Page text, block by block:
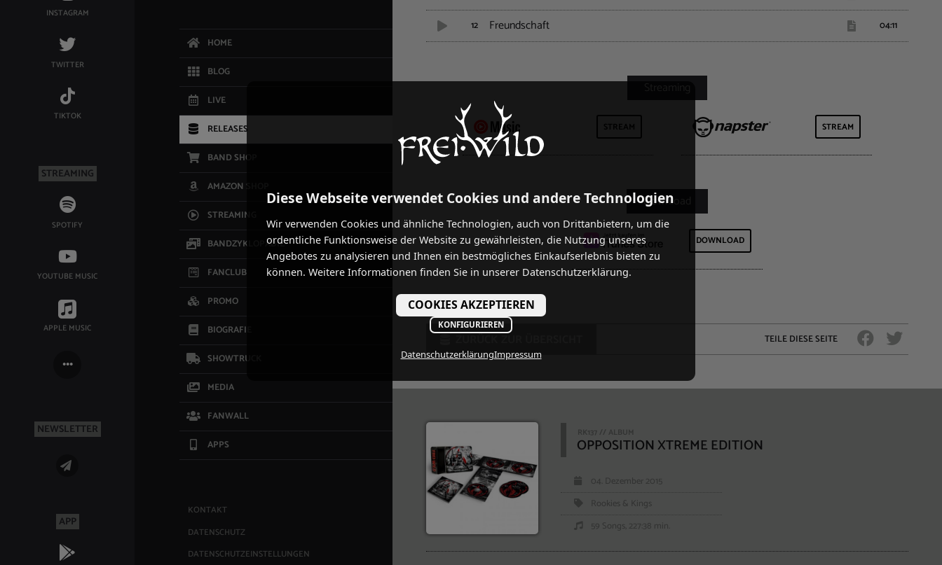
INSTAGRAM
TWITTER
TIKTOK
STREAMING
SPOTIFY
YOUTUBE MUSIC
APPLE MUSIC
NEWSLETTER
APP
HOME
BLOG
LIVE
RELEASES
BAND SHOP
AMAZON SHOP
STREAMING
BANDZYKLOPÄDIE
FANCLUB
PROMO
BIOGRAFIE
SHOWTRUCK
MEDIA
FANWALL
APPS
KONTAKT
DATENSCHUTZ
DATENSCHUTZEINSTELLUNGEN
12 Freundschaft 04:11
STREAM
DOWNLOAD
TEILE DIESE SEITE
RK137 // ALBUM
OPPOSITION XTREME EDITION
04. Dezember 2015
Rookies & Kings
59 Songs, 227:38 min.
Diese Webseite verwendet Cookies und andere Technologien
Wir verwenden Cookies und ähnliche Technologien, auch von Drittanbietern, um die
ordentliche Funktionsweise der Website zu gewährleisten, die Nutzung unseres
Angebotes zu analysieren und Ihnen ein bestmögliches Einkaufserlebnis bieten zu
können. Weitere Informationen finden Sie in unserer Datenschutzerklärung.
COOKIES AKZEPTIEREN
KONFIGURIEREN
DatenschutzerklärungImpressum